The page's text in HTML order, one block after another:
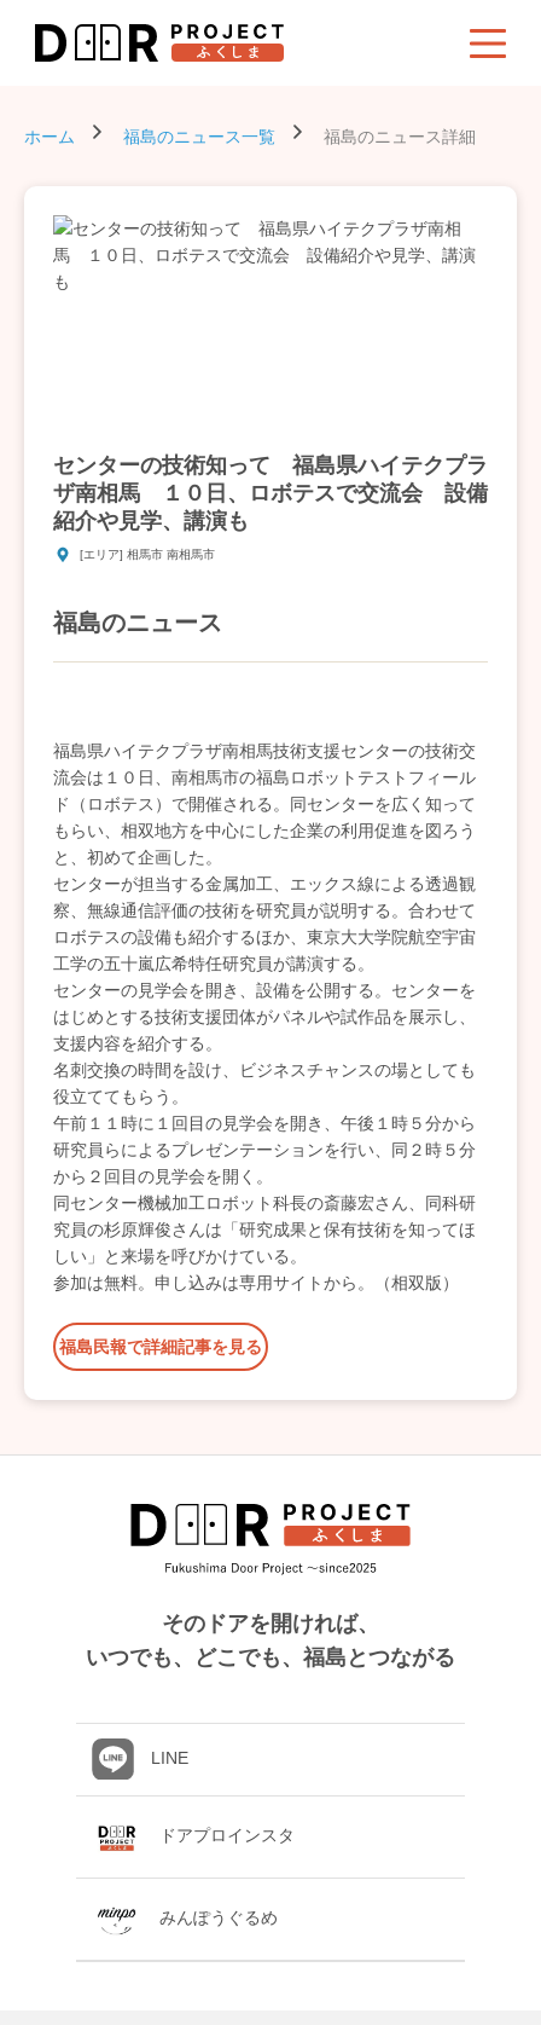
ホーム 福島のニュース一覧 福島のニュース詳細
センターの技術知って 福島県ハイテクプラ
ザ南相馬 １０日、ロボテスで交流会 設備
紹介や見学、講演も
[エリア] 相馬市 南相馬市
福島のニュース
福島県ハイテクプラザ南相馬技術支援センターの技術交
流会は１０日、南相馬市の福島ロボットテストフィール
ド（ロボテス）で開催される。同センターを広く知って
もらい、相双地方を中心にした企業の利用促進を図ろう
と、初めて企画した。
センターが担当する金属加工、エックス線による透過観
察、無線通信評価の技術を研究員が説明する。合わせて
ロボテスの設備も紹介するほか、東京大大学院航空宇宙
工学の五十嵐広希特任研究員が講演する。
センターの見学会を開き、設備を公開する。センターを
はじめとする技術支援団体がパネルや試作品を展示し、
支援内容を紹介する。
名刺交換の時間を設け、ビジネスチャンスの場としても
役立ててもらう。
午前１１時に１回目の見学会を開き、午後１時５分から
研究員らによるプレゼンテーションを行い、同２時５分
から２回目の見学会を開く。
同センター機械加工ロボット科長の斎藤宏さん、同科研
究員の杉原輝俊さんは「研究成果と保有技術を知ってほ
しい」と来場を呼びかけている。
参加は無料。申し込みは専用サイトから。（相双版）
福島民報で詳細記事を見る
そのドアを開ければ、
いつでも、どこでも、福島とつながる
LINE
ドアプロインスタ
みんぽうぐるめ